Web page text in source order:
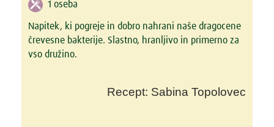
1 oseba
Napitek, ki pogreje in dobro nahrani naše dragocene
črevesne bakterije. Slastno, hranljivo in primerno za
vso družino.
Recept: Sabina Topolovec